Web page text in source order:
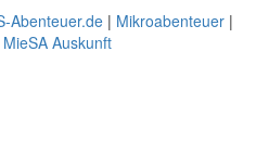
Abenteuer.de | Mikroabenteuer |
MieSA Auskunft